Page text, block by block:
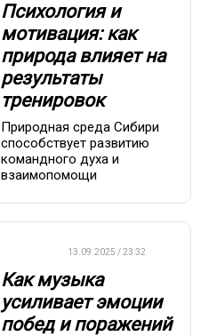
Психология и
мотивация: как
природа влияет на
результаты
тренировок
Природная среда Сибири
способствует развитию
командного духа и
взаимопомощи
13.09.2025 / 23:32
Как музыка
усиливает эмоции
побед и поражений